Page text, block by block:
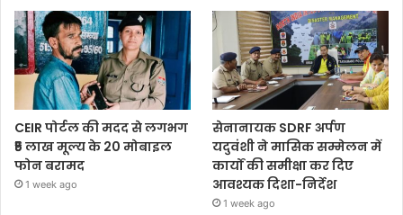
CEIR पोर्टल की मदद से लगभग
₹5 लाख मूल्य के 20 मोबाइल
फोन बरामद
1 week ago
सेनानायक SDRF अर्पण
यदुवंशी ने मासिक सम्मेलन में
कार्यों की समीक्षा कर दिए
आवश्यक दिशा-निर्देश
1 week ago